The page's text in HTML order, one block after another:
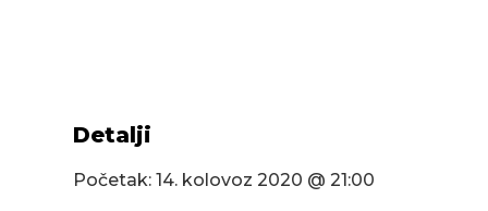
Detalji
Početak:14. kolovoz 2020 @ 21:00